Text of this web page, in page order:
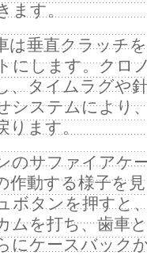
ます。
垂直クラッチを
にします。クロ
、タイムラグや
システムにより
ります。
サファイアケ
作動する様子を
ボタンを押すと
ムを打ち、歯車
にケースバック